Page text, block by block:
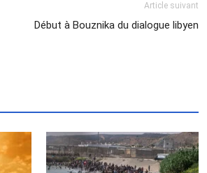
Article suivant
Début à Bouznika du dialogue libyen